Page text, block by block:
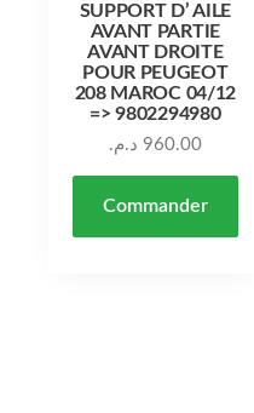
SUPPORT D’ AILE
AVANT PARTIE
AVANT DROITE
POUR PEUGEOT
208 MAROC 04/12
=> 9802294980
960.00 د.م.
Commander